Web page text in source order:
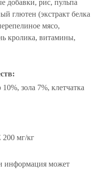
добавки, рис, пульпа
глютен (экстракт белка
мясо,
кролика, витамины,
зола 7%, клетчатка
мг/кг
информация может